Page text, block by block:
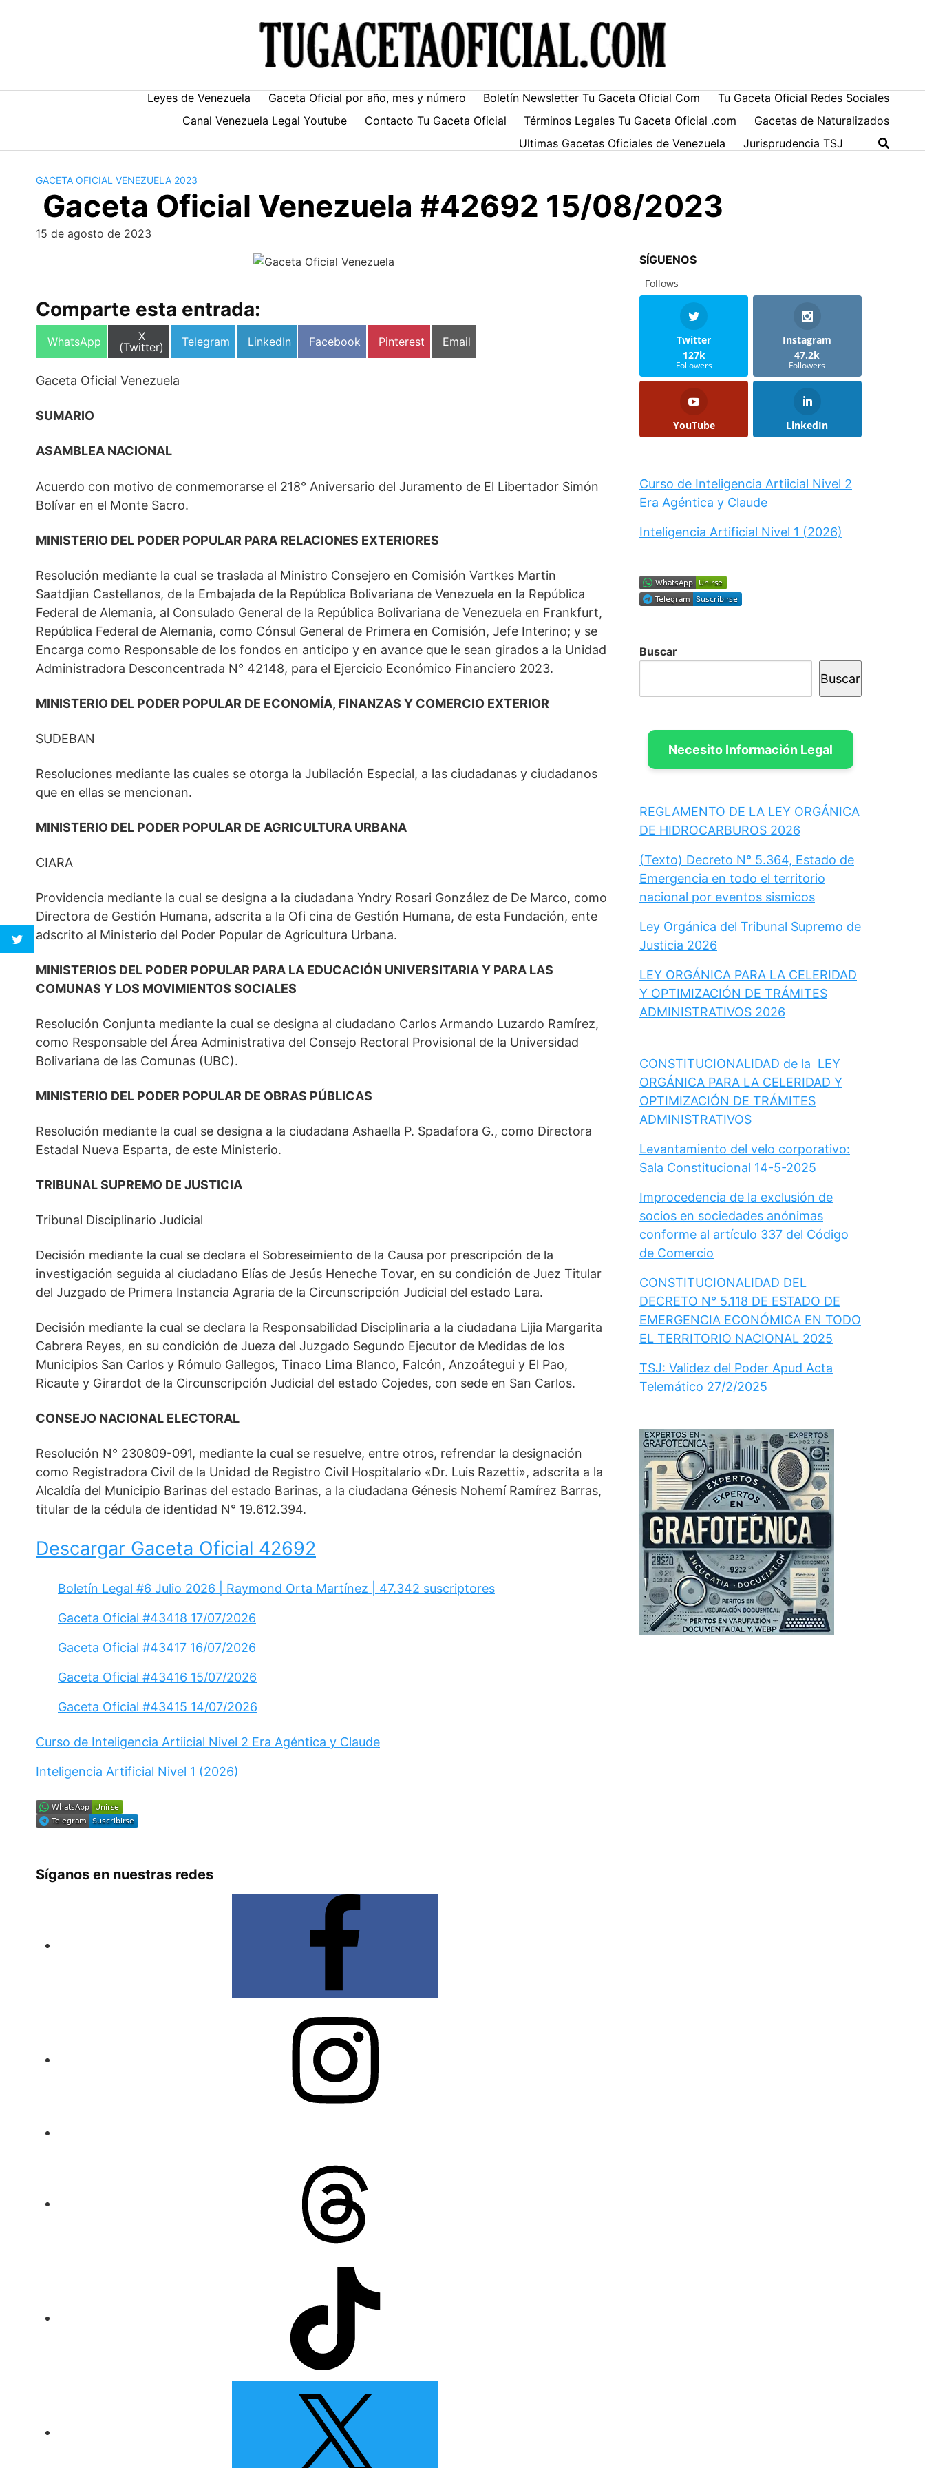
Leyes de Venezuela Gaceta Oficial por año, mes y número Boletín Newsletter Tu Gaceta Oficial Com
Tu Gaceta Oficial Redes Sociales
Canal Venezuela Legal Youtube
Contacto Tu Gaceta Oficial Términos Legales Tu Gaceta Oficial .com
Gacetas de Naturalizados
Ultimas Gacetas Oficiales de Venezuela
Jurisprudencia TSJ
GACETA OFICIAL VENEZUELA 2023
Gaceta Oficial Venezuela #42692 15/08/2023
15 de agosto de 2023
Comparte esta entrada:
Compartir
WhatsApp
Compartir
en
X
(Twitter)
Compartir
Telegram
Compartir
LinkedIn
Compartir
Facebook
Compartir
Pinterest
Compartir
Email
Gaceta Oficial Venezuela
SUMARIO
ASAMBLEA NACIONAL
Acuerdo con motivo de conmemorarse el 218° Aniversario del Juramento de El Libertador Simón
Bolívar en el Monte Sacro.
MINISTERIO DEL PODER POPULAR PARA RELACIONES EXTERIORES
Resolución mediante la cual se traslada al Ministro Consejero en Comisión Vartkes Martin
Saatdjian Castellanos, de la Embajada de la República Bolivariana de Venezuela en la República
Federal de Alemania, al Consulado General de la República Bolivariana de Venezuela en Frankfurt,
República Federal de Alemania, como Cónsul General de Primera en Comisión, Jefe Interino; y se
Encarga como Responsable de los fondos en anticipo y en avance que le sean girados a la Unidad
Administradora Desconcentrada N° 42148, para el Ejercicio Económico Financiero 2023.
MINISTERIO DEL PODER POPULAR DE ECONOMÍA, FINANZAS Y COMERCIO EXTERIOR
SUDEBAN
Resoluciones mediante las cuales se otorga la Jubilación Especial, a las ciudadanas y ciudadanos
que en ellas se mencionan.
MINISTERIO DEL PODER POPULAR DE AGRICULTURA URBANA
CIARA
Providencia mediante la cual se designa a la ciudadana Yndry Rosari González de De Marco, como
Directora de Gestión Humana, adscrita a la Ofi cina de Gestión Humana, de esta Fundación, ente
adscrito al Ministerio del Poder Popular de Agricultura Urbana.
MINISTERIOS DEL PODER POPULAR PARA LA EDUCACIÓN UNIVERSITARIA Y PARA LAS
COMUNAS Y LOS MOVIMIENTOS SOCIALES
Resolución Conjunta mediante la cual se designa al ciudadano Carlos Armando Luzardo Ramírez,
como Responsable del Área Administrativa del Consejo Rectoral Provisional de la Universidad
Bolivariana de las Comunas (UBC).
MINISTERIO DEL PODER POPULAR DE OBRAS PÚBLICAS
Resolución mediante la cual se designa a la ciudadana Ashaella P. Spadafora G., como Directora
Estadal Nueva Esparta, de este Ministerio.
TRIBUNAL SUPREMO DE JUSTICIA
Tribunal Disciplinario Judicial
Decisión mediante la cual se declara el Sobreseimiento de la Causa por prescripción de la
investigación seguida al ciudadano Elías de Jesús Heneche Tovar, en su condición de Juez Titular
del Juzgado de Primera Instancia Agraria de la Circunscripción Judicial del estado Lara.
Decisión mediante la cual se declara la Responsabilidad Disciplinaria a la ciudadana Lijia Margarita
Cabrera Reyes, en su condición de Jueza del Juzgado Segundo Ejecutor de Medidas de los
Municipios San Carlos y Rómulo Gallegos, Tinaco Lima Blanco, Falcón, Anzoátegui y El Pao,
Ricaute y Girardot de la Circunscripción Judicial del estado Cojedes, con sede en San Carlos.
CONSEJO NACIONAL ELECTORAL
Resolución N° 230809-091, mediante la cual se resuelve, entre otros, refrendar la designación
como Registradora Civil de la Unidad de Registro Civil Hospitalario «Dr. Luis Razetti», adscrita a la
Alcaldía del Municipio Barinas del estado Barinas, a la ciudadana Génesis Nohemí Ramírez Barras,
titular de la cédula de identidad N° 19.612.394.
Descargar Gaceta Oficial 42692
Boletín Legal #6 Julio 2026 | Raymond Orta Martínez | 47.342 suscriptores
Gaceta Oficial #43418 17/07/2026
Gaceta Oficial #43417 16/07/2026
Gaceta Oficial #43416 15/07/2026
Gaceta Oficial #43415 14/07/2026
Curso de Inteligencia Artiicial Nivel 2 Era Agéntica y Claude
Inteligencia Artificial Nivel 1 (2026)
Síganos en nuestras redes
SÍGUENOS
Follows
Twitter
127k
Followers
Instagram
47.2k
Followers
YouTube LinkedIn
Curso de Inteligencia Artiicial Nivel 2
Era Agéntica y Claude
Inteligencia Artificial Nivel 1 (2026)
Buscar
Buscar
Necesito Información Legal
REGLAMENTO DE LA LEY ORGÁNICA
DE HIDROCARBUROS 2026
(Texto) Decreto N° 5.364, Estado de
Emergencia en todo el territorio
nacional por eventos sismicos
Ley Orgánica del Tribunal Supremo de
Justicia 2026
LEY ORGÁNICA PARA LA CELERIDAD
Y OPTIMIZACIÓN DE TRÁMITES
ADMINISTRATIVOS 2026
CONSTITUCIONALIDAD de la LEY
ORGÁNICA PARA LA CELERIDAD Y
OPTIMIZACIÓN DE TRÁMITES
ADMINISTRATIVOS
Levantamiento del velo corporativo:
Sala Constitucional 14-5-2025
Improcedencia de la exclusión de
socios en sociedades anónimas
conforme al artículo 337 del Código
de Comercio
CONSTITUCIONALIDAD DEL
DECRETO N° 5.118 DE ESTADO DE
EMERGENCIA ECONÓMICA EN TODO
EL TERRITORIO NACIONAL 2025
TSJ: Validez del Poder Apud Acta
Telemático 27/2/2025